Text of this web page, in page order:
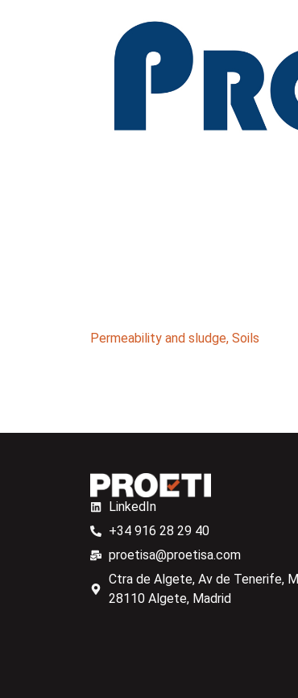
Permeability and sludge, Soils
LinkedIn
+34 916 28 29 40
proetisa@proetisa.com
Ctra de Algete, Av de Tenerife,
28110 Algete, Madrid